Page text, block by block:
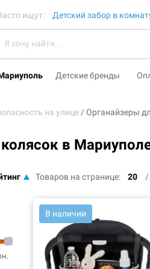
ищут: Детский забор в
Детские бренды
на улице Органайзеры
в
Товаров на странице: 20
В наличии